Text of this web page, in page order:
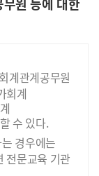
계관계공무원
회계
수 있다.
경우에는
전문교육 기관